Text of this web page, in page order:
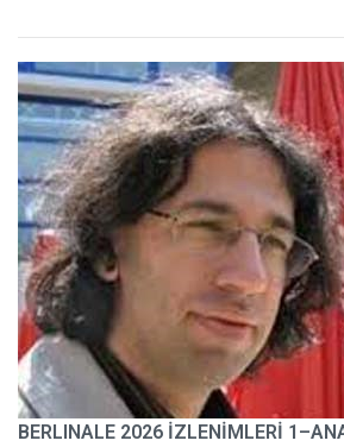
BERLINALE 2026 İZLENİMLERİ